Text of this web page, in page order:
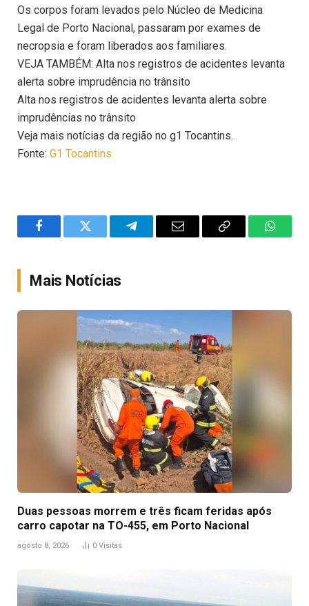
Os corpos foram levados pelo Núcleo de Medicina
Legal de Porto Nacional, passaram por exames de
necropsia e foram liberados aos familiares.
VEJA TAMBÉM: Alta nos registros de acidentes levanta
alerta sobre imprudência no trânsito
Alta nos registros de acidentes levanta alerta sobre
imprudências no trânsito
Veja mais notícias da região no g1 Tocantins.
Fonte: G1 Tocantins
FacebookTwitter TelegramEmail
Copy
Mais Notícias
Duas pessoas morrem e três ficam feridas após
carro capotar na TO-455, em Porto Nacional
agosto 8, 2026 0 Visitas